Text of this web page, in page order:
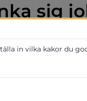
sig
riktade till
att tillfälligt
in vilka kakor du